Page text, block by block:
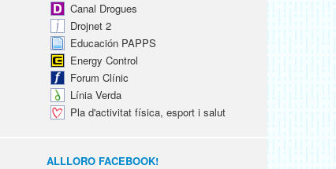
Canal Drogues
Drojnet 2
Educación PAPPS
Energy Control
Forum Clínic
Línia Verda
Pla d'activitat física, esport i salut
ALLLORO FACEBOOK!